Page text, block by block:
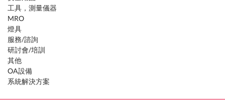
工具，測量儀器
MRO
燈具
服務/諮詢
研討會/培訓
其他
OA設備
系統解決方案